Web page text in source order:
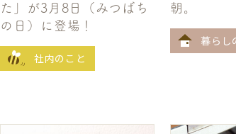
た」が3月8日（みつばち
の日）に登場！
社内のこと
朝。
暮らし